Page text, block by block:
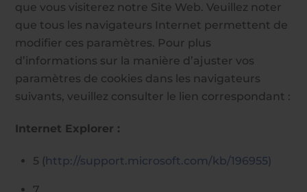
que vous visiterez notre Site Web. Veuillez noter
que tous les navigateurs Internet permettent de
modifier ces paramètres. Pour plus
d’informations sur la manière d’ajuster vos
paramètres de cookies dans les navigateurs
suivants, veuillez consulter le lien correspondant :
Internet Explorer :
5 (http://support.microsoft.com/kb/196955)